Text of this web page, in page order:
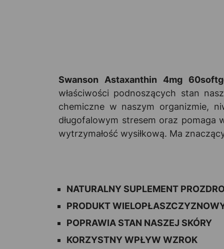
Swanson Astaxanthin 4mg
właściwości podnoszących stan
chemiczne w naszym organizmie,
długofalowym stresem oraz
wytrzymałość wysiłkową. Ma
NATURALNY SUPLEMENT
PRODUKT
POPRAWIA STAN NASZEJ SKÓRY
KORZYSTNY WPŁYW WZROK